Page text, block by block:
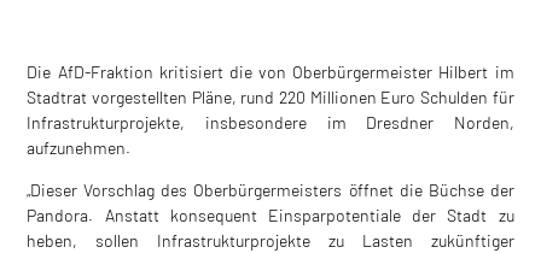
Die AfD-Fraktion kritisiert die von Oberbürgermeister Hilbert im
Stadtrat vorgestellten Pläne, rund 220 Millionen Euro Schulden für
Infrastrukturprojekte, insbesondere im Dresdner Norden,
aufzunehmen.
„Dieser Vorschlag des Oberbürgermeisters öffnet die Büchse der
Pandora. Anstatt konsequent Einsparpotentiale der Stadt zu
heben, sollen Infrastrukturprojekte zu Lasten zukünftiger